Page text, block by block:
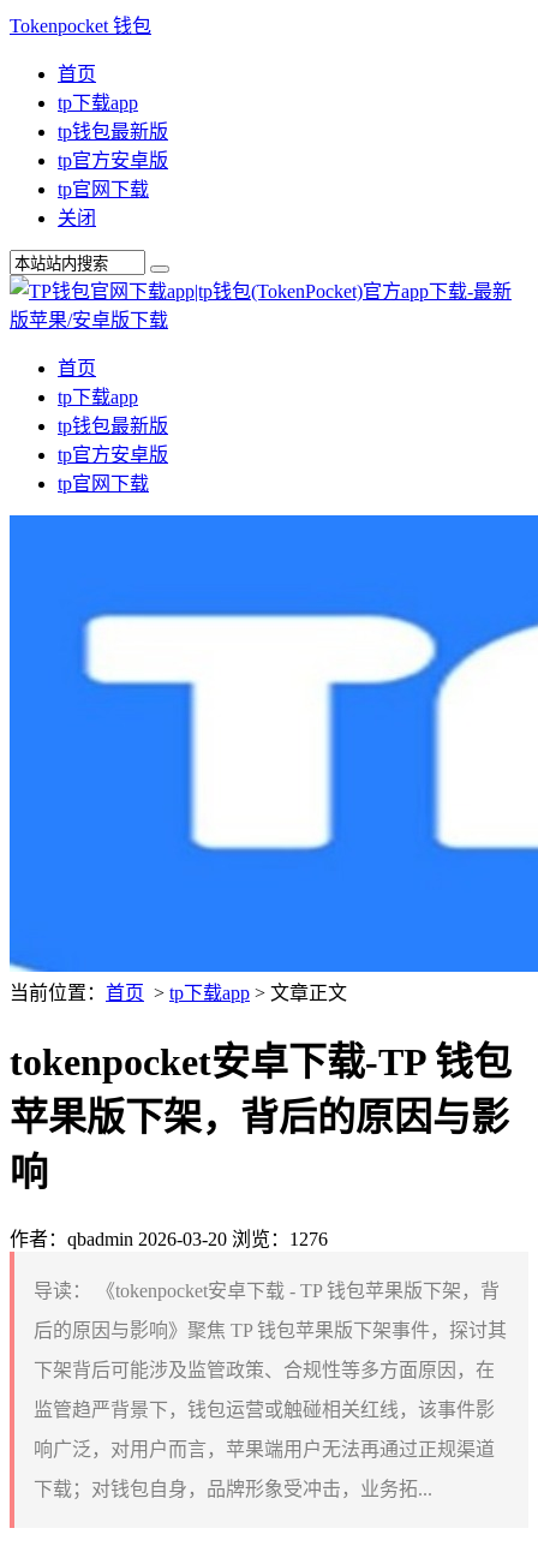
Tokenpocket 钱包
首页
tp下载app
tp钱包最新版
tp官方安卓版
tp官网下载
关闭
首页
tp下载app
tp钱包最新版
tp官方安卓版
tp官网下载
当前位置： 首页 > tp下载app > 文章正文
tokenpocket安卓下载-TP 钱包
苹果版下架，背后的原因与影
响
作者：qbadmin 2026-03-20 浏览：1276
导读：
《tokenpocket安卓下载 - TP 钱包苹果版下架，背
后的原因与影响》聚焦 TP 钱包苹果版下架事件，探讨其
下架背后可能涉及监管政策、合规性等多方面原因，在
监管趋严背景下，钱包运营或触碰相关红线，该事件影
响广泛，对用户而言，苹果端用户无法再通过正规渠道
下载；对钱包自身，品牌形象受冲击，业务拓...